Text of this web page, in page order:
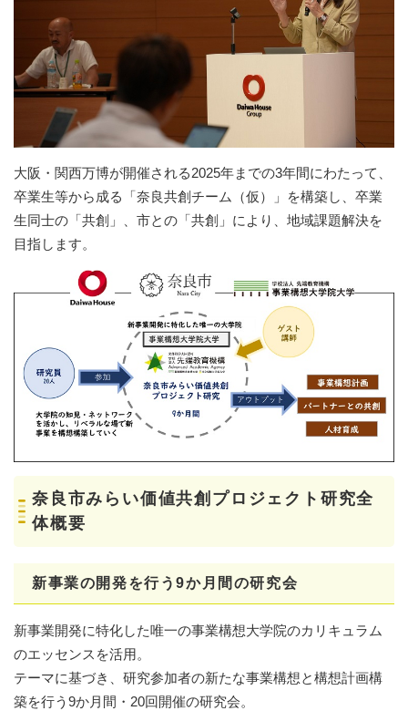
大阪・関西万博が開催される2025年までの3年間にわたって、
卒業生等から成る「奈良共創チーム（仮）」を構築し、卒業
生同士の「共創」、市との「共創」により、地域課題解決を
目指します。
奈良市みらい価値共創プロジェクト研究全
体概要
新事業の開発を行う9か月間 の研究会
新事業開発に特化した唯一の事業構想大学院のカリキュラム
のエッセンスを活用。
テーマに基づき、研究参加者の新たな事業構想と構想計画構
築を行う9か月間・20回開催の研究会。